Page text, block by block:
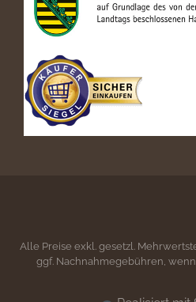
Alle Preise exkl. gesetzl.
ggf. Nachnahmegebühren,